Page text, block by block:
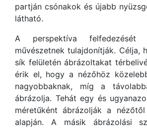
partján csónakok és újabb
látható.
A perspektíva felfedezését
művészetnek tulajdonítják. Célja,
sík felületén ábrázoltakat
érik el, hogy a nézőhöz
nagyobbaknak, míg a
ábrázolja. Tehát egy és
méretűként ábrázolják a
alapján. A másik ábrázolási